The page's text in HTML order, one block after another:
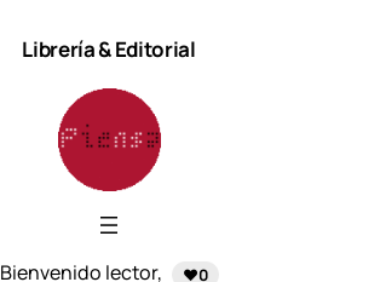
Librería & Editorial
Bienvenido lector, ❤️0